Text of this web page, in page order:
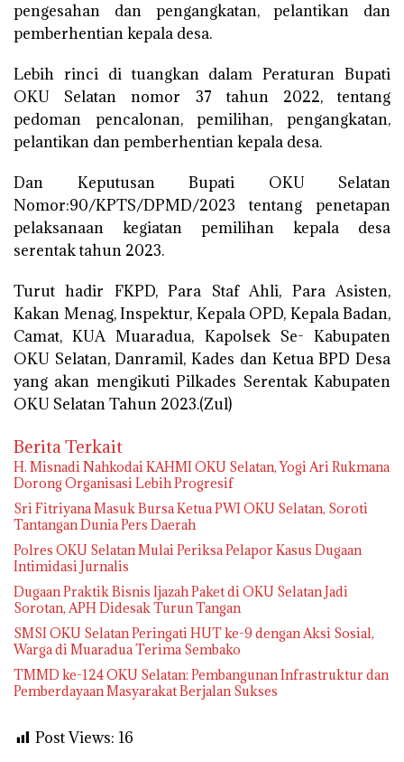
pengesahan dan pengangkatan, pelantikan dan
pemberhentian kepala desa.
Lebih rinci di tuangkan dalam Peraturan Bupati
OKU Selatan nomor 37 tahun 2022, tentang
pedoman pencalonan, pemilihan, pengangkatan,
pelantikan dan pemberhentian kepala desa.
Dan Keputusan Bupati OKU Selatan
Nomor:90/KPTS/DPMD/2023 tentang penetapan
pelaksanaan kegiatan pemilihan kepala desa
serentak tahun 2023.
Turut hadir FKPD, Para Staf Ahli, Para Asisten,
Kakan Menag, Inspektur, Kepala OPD, Kepala Badan,
Camat, KUA Muaradua, Kapolsek Se- Kabupaten
OKU Selatan, Danramil, Kades dan Ketua BPD Desa
yang akan mengikuti Pilkades Serentak Kabupaten
OKU Selatan Tahun 2023.(Zul)
Berita Terkait
H. Misnadi Nahkodai KAHMI OKU Selatan, Yogi Ari Rukmana
Dorong Organisasi Lebih Progresif
Sri Fitriyana Masuk Bursa Ketua PWI OKU Selatan, Soroti
Tantangan Dunia Pers Daerah
Polres OKU Selatan Mulai Periksa Pelapor Kasus Dugaan
Intimidasi Jurnalis
Dugaan Praktik Bisnis Ijazah Paket di OKU Selatan Jadi
Sorotan, APH Didesak Turun Tangan
SMSI OKU Selatan Peringati HUT ke-9 dengan Aksi Sosial,
Warga di Muaradua Terima Sembako
TMMD ke-124 OKU Selatan: Pembangunan Infrastruktur dan
Pemberdayaan Masyarakat Berjalan Sukses
Post Views: 16